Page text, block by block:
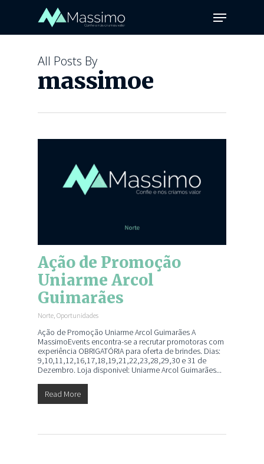
All Posts By
massimoe
Ação de Promoção
Uniarme Arcol
Guimarães
Norte Oportunidades
Ação de Promoção Uniarme Arcol Guimarães A
MassimoEvents encontra-se a recrutar promotoras com
experiência OBRIGATÓRIA para oferta de brindes. Dias:
9,10,11,12,16,17,18,19,21,22,23,28,29,30 e 31 de
Dezembro. Loja disponivel: Uniarme Arcol Guimarães...
Read More